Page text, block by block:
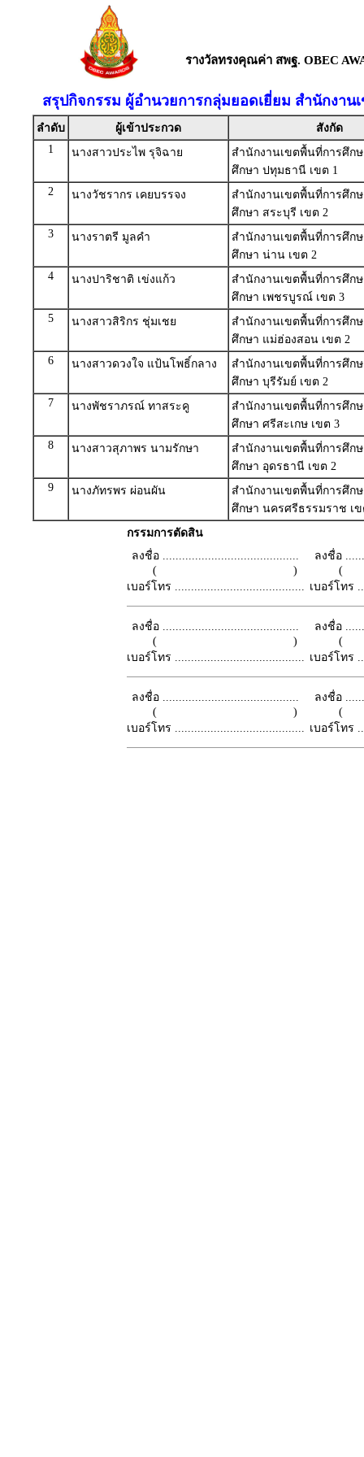
รางวัลทรงคุณค่า สพฐ. OBEC
สรุปกิจกรรม ผู้อำนวยการกลุ่มยอดเยี่ยม สำนักงา
ลำดับ ผู้เข้าประกวด
สังกัด
1
นางสาวประไพ รุจิฉาย
สำนักงานเขตพื้นที่การศึก
ศึกษา ปทุมธานี เขต 1
2
นางวัชรากร เคยบรรจง
สำนักงานเขตพื้นที่การศึก
ศึกษา สระบุรี เขต 2
3
นางราตรี มูลคำ
สำนักงานเขตพื้นที่การศึก
ศึกษา น่าน เขต 2
4
นางปาริชาติ เข่งแก้ว
สำนักงานเขตพื้นที่การศึก
ศึกษา เพชรบูรณ์ เขต 3
5
นางสาวสิริกร ชุ่มเชย
สำนักงานเขตพื้นที่การศึก
ศึกษา แม่ฮ่องสอน เขต 2
6
นางสาวดวงใจ แป้นโพธิ์กลาง
สำนักงานเขตพื้นที่การศึก
ศึกษา บุรีรัมย์ เขต 2
7
นางพัชราภรณ์ ทาสระคู
สำนักงานเขตพื้นที่การศึก
ศึกษา ศรีสะเกษ เขต 3
8
นางสาวสุภาพร นามรักษา
สำนักงานเขตพื้นที่การศึก
ศึกษา อุดรธานี เขต 2
9
นางภัทรพร ผ่อนผัน
สำนักงานเขตพื้นที่การศึก
ศึกษา นครศรีธรรมราช เข
กรรมการตัดสิน
ลงชื่อ ..........................................
( )
เบอร์โทร ........................................
ลงชื่อ
เบอร์โทร
ลงชื่อ ..........................................
( )
เบอร์โทร ........................................
ลงชื่อ
เบอร์โทร
ลงชื่อ ..........................................
( )
เบอร์โทร ........................................
ลงชื่อ
เบอร์โทร